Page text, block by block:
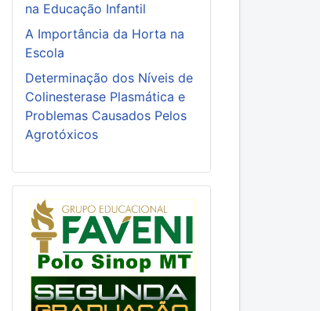
na Educação Infantil
A Importância da Horta na
Escola
Determinação dos Níveis de
Colinesterase Plasmática e
Problemas Causados Pelos
Agrotóxicos